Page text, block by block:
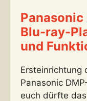
Panasonic
Blu-ray-
und
Ersteinrichtung
Panasonic
euch dürfte